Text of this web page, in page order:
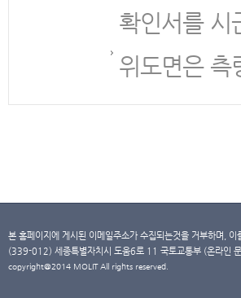
확인서를 시
위도면은 측
본 홈페이지에 게시된 이메일주소가 수집되는것을 거부하며,
(339-012) 세종특별자치시 도움6로 11 국토교통부 (온라
copyright@2014 MOLIT All rights reserved.